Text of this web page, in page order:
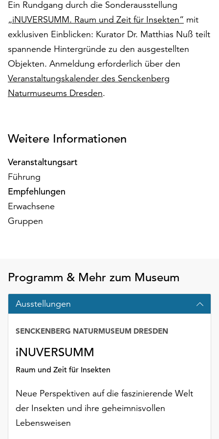
auf
„Alle
akzeptieren“,
alle
Cookies
zu
akzeptieren.
Sie
Einverständnis
jederzeit
ändern
und
widerrufen.
Dafür
steht
Ihnen
am
Schaltfläche
„Cookie-
Einstellungen“
zur
Verfügung.
Funktionale
Cookies
werden
auch
Ihr
Einverständnis
ausgeführt.
Ein Rundgang durch die Sonderausstellung
„iNUVERSUMM. Raum und Zeit für Insekten“ mit
exklusiven Einblicken: Kurator Dr. Matthias Nuß teilt
spannende Hintergründe zu den ausgestellten
Objekten. Anmeldung erforderlich über den
Veranstaltungskalender des Senckenberg
Naturmuseums Dresden.
Weitere Informationen
Veranstaltungsart
Führung
Empfehlungen
Erwachsene
Gruppen
Programm & Mehr zum Museum
Ausstellungen
iNUVERSUMM
Raum und Zeit für Insekten
SENCKENBERG NATURMUSEUM DRESDEN
Neue Perspektiven auf die faszinierende Welt
der Insekten und ihre geheimnisvollen
Lebensweisen